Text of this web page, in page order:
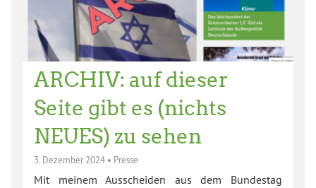
ARCHIV: auf dieser
Seite gibt es (nichts
NEUES) zu sehen
3. Dezember 2024 • Presse
Mit meinem Ausscheiden aus dem Bundestag